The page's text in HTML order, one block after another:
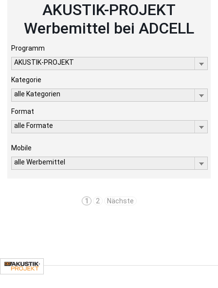
AKUSTIK-PROJEKT
Werbemittel bei ADCELL
Programm
AKUSTIK-PROJEKT
Kategorie
alle Kategorien
Format
alle Formate
Mobile
alle Werbemittel
1 2 Nächste